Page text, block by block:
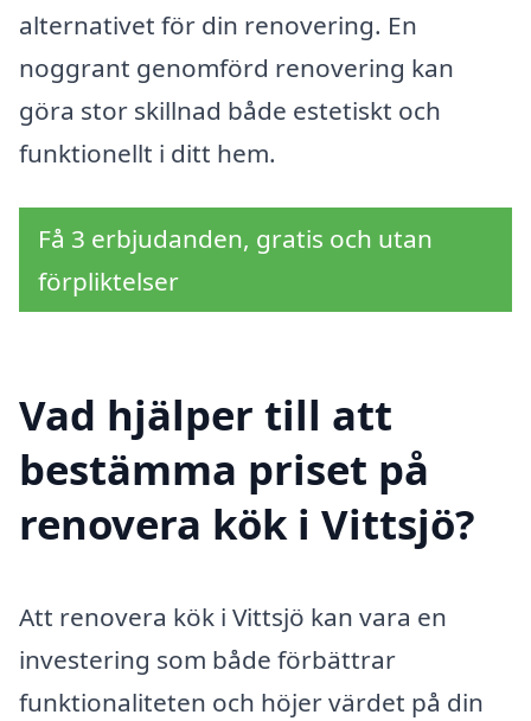
alternativet för din renovering. En
noggrant genomförd renovering kan
göra stor skillnad både estetiskt och
funktionellt i ditt hem.
Få 3 erbjudanden, gratis och utan
förpliktelser
Vad hjälper till att
bestämma priset på
renovera kök i Vittsjö?
Att renovera kök i Vittsjö kan vara en
investering som både förbättrar
funktionaliteten och höjer värdet på din